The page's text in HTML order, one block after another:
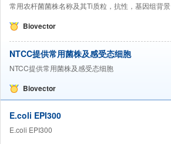
常用农杆菌菌株名称及其Ti质粒，抗性，基因组背景
Biovector
NTCC提供常用菌株及感受态细胞
NTCC提供常用菌株及感受态细胞
Biovector
E.coli EPI300
E.coli EPI300